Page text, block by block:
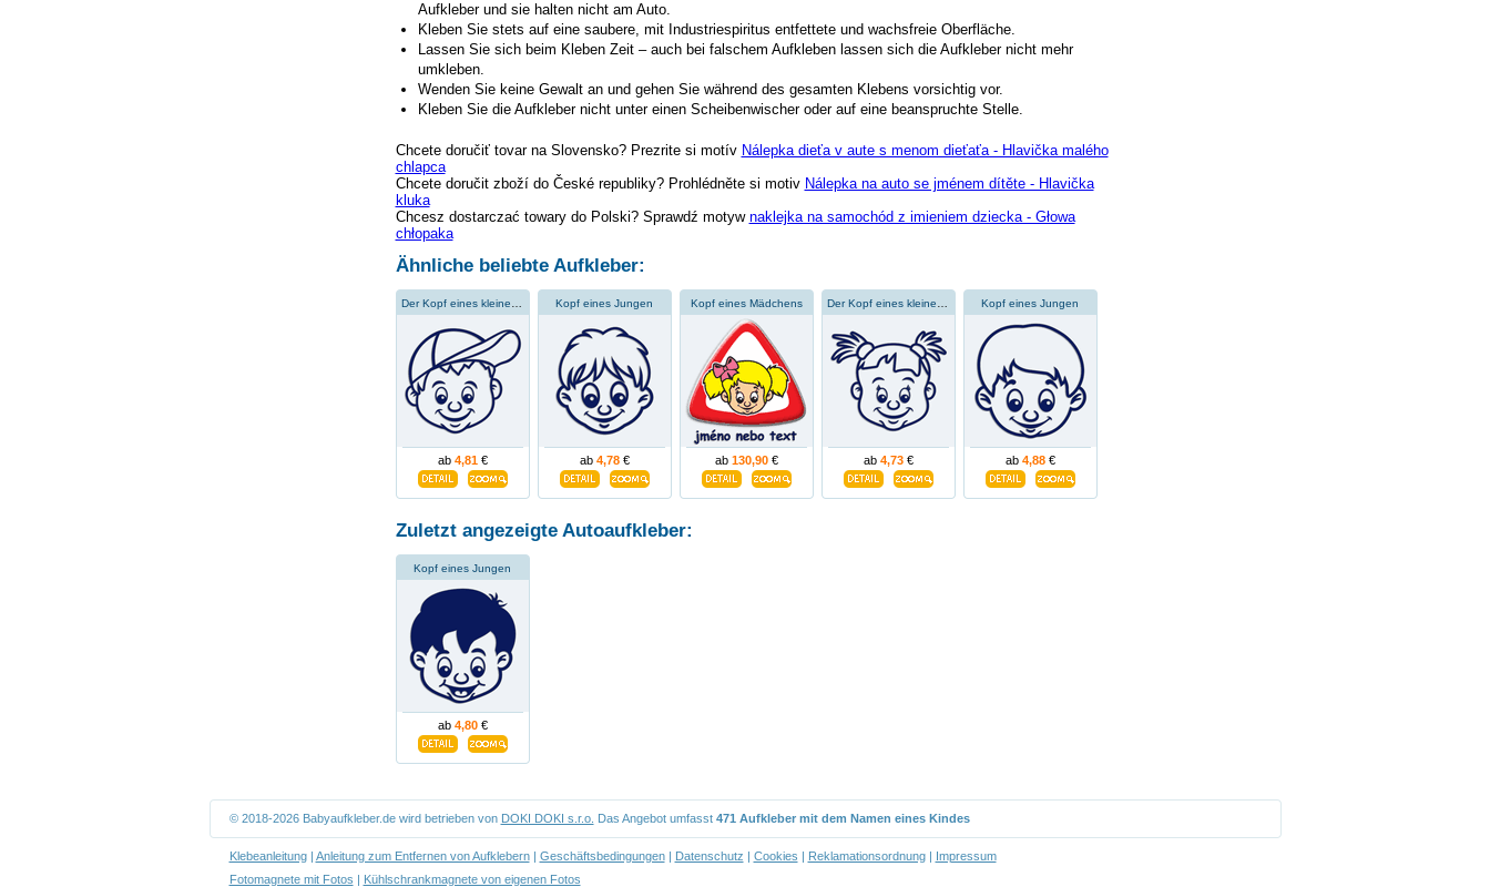
Aufkleber und sie halten nicht am Auto.
Kleben Sie stets auf eine saubere, mit Industriespiritus entfettete und wachsfreie Oberfläche.
Lassen Sie sich beim Kleben Zeit – auch bei falschem Aufkleben lassen sich die Aufkleber nicht mehr
umkleben.
Wenden Sie keine Gewalt an und gehen Sie während des gesamten Klebens vorsichtig vor.
Kleben Sie die Aufkleber nicht unter einen Scheibenwischer oder auf eine beanspruchte Stelle.
Chcete doručiť tovar na Slovensko? Prezrite si motív Nálepka dieťa v aute s menom dieťaťa - Hlavička malého
chlapca
Chcete doručit zboží do České republiky? Prohlédněte si motiv Nálepka na auto se jménem dítěte - Hlavička
kluka
Chcesz dostarczać towary do Polski? Sprawdź motyw naklejka na samochód z imieniem dziecka - Głowa
chłopaka
Ähnliche beliebte Aufkleber:
Der Kopf eines kleinen Jungen
ab 4,81€
Kopf eines Jungen
ab 4,78€
Kopf eines Mädchens
ab 130,90€
Der Kopf eines kleinen Mädchens
ab 4,73€
Kopf eines Jungen
ab 4,88€
Zuletzt angezeigte Autoaufkleber:
Kopf eines Jungen
ab 4,80€
© 2018-2026 Babyaufkleber.de wird betrieben von DOKI DOKI s.r.o. Das Angebot umfasst 471 Aufkleber mit dem Namen eines Kindes
Klebeanleitung| Anleitung zum Entfernen von Aufklebern| Geschäftsbedingungen| Datenschutz | Cookies | Reklamationsordnung| Impressum
Fotomagnete mit Fotos | Kühlschrankmagnete von eigenen Fotos